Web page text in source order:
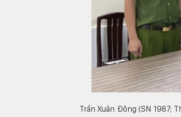
Trần Xuân Đông (SN 1987;